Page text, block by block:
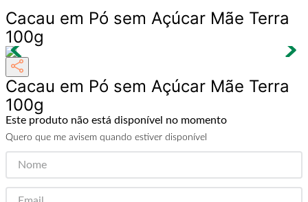
Cacau em Pó sem Açúcar Mãe Terra
100g
Cacau em Pó sem Açúcar Mãe Terra
100g
Este produto não está disponível no momento
Quero que me avisem quando estiver disponível